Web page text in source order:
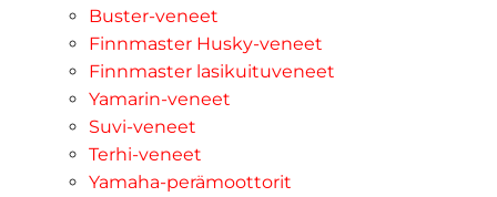
Buster-veneet
Finnmaster Husky-veneet
Finnmaster lasikuituveneet
Yamarin-veneet
Suvi-veneet
Terhi-veneet
Yamaha-perämoottorit